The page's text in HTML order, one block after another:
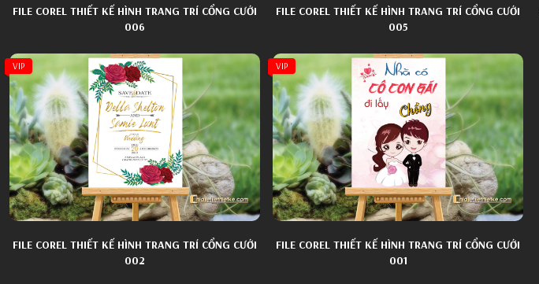
FILE COREL THIẾT KẾ HÌNH TRANG TRÍ CỔNG CƯỚI
006
FILE COREL THIẾT KẾ HÌNH TRANG TRÍ CỔNG CƯỚI
005
VIP
FILE COREL THIẾT KẾ HÌNH TRANG TRÍ CỔNG CƯỚI
002
VIP
FILE COREL THIẾT KẾ HÌNH TRANG TRÍ CỔNG CƯỚI
001